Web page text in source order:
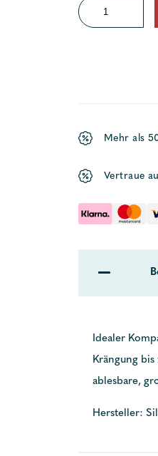
Kompass
85
Mehr als
Vertraue
Idealer
Krängung
ablesbare,
Hersteller: